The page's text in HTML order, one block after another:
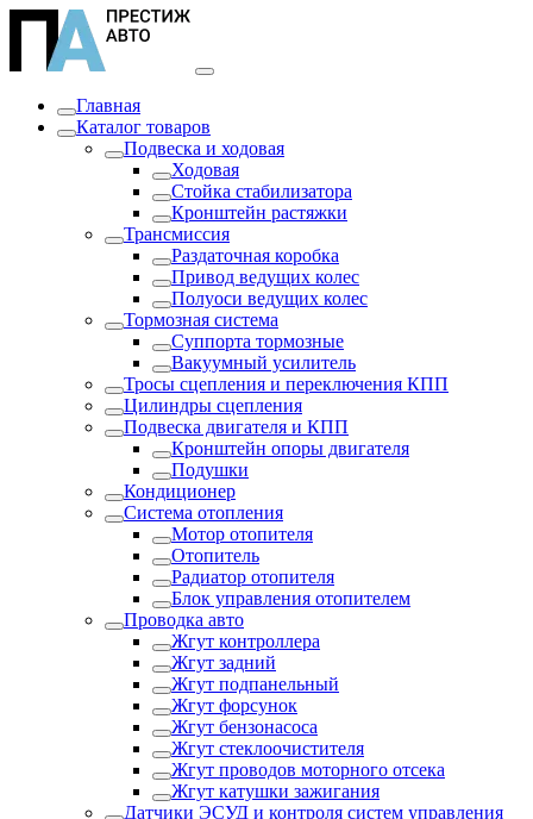
Главная
Каталог товаров
Подвеска и ходовая
Ходовая
Стойка стабилизатора
Кронштейн растяжки
Трансмиссия
Раздаточная коробка
Привод ведущих колес
Полуоси ведущих колес
Тормозная система
Суппорта тормозные
Вакуумный усилитель
Тросы сцепления и переключения КПП
Цилиндры сцепления
Подвеска двигателя и КПП
Кронштейн опоры двигателя
Подушки
Кондиционер
Система отопления
Мотор отопителя
Отопитель
Радиатор отопителя
Блок управления отопителем
Проводка авто
Жгут контроллера
Жгут задний
Жгут подпанельный
Жгут форсунок
Жгут бензонасоса
Жгут стеклоочистителя
Жгут проводов моторного отсека
Жгут катушки зажигания
Датчики ЭСУД и контроля систем управления